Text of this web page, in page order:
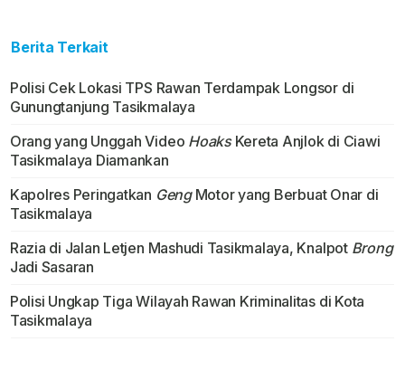
Berita Terkait
Polisi Cek Lokasi TPS Rawan Terdampak Longsor di
Gunungtanjung Tasikmalaya
Orang yang Unggah Video HoaksKereta Anjlok di Ciawi
Tasikmalaya Diamankan
Kapolres Peringatkan GengMotor yang Berbuat Onar di
Tasikmalaya
Razia di Jalan Letjen Mashudi Tasikmalaya, Knalpot Brong
Jadi Sasaran
Polisi Ungkap Tiga Wilayah Rawan Kriminalitas di Kota
Tasikmalaya